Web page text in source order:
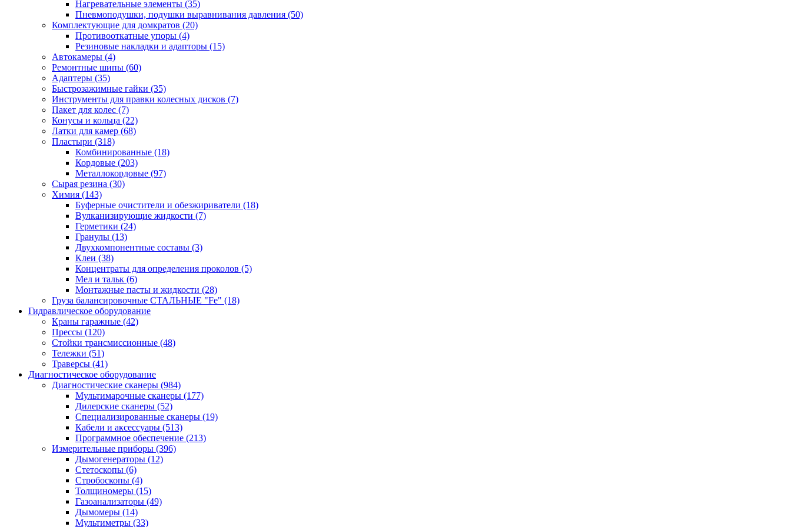
Нагревательные элементы (35)
Пневмоподушки, подушки выравнивания давления (50)
Комплектующие для домкратов (20)
Противооткатные упоры (4)
Резиновые накладки и адапторы (15)
Автокамеры (4)
Ремонтные шипы (60)
Адаптеры (35)
Быстрозажимные гайки (35)
Инструменты для правки колесных дисков (7)
Пакет для колес (7)
Конусы и кольца (22)
Латки для камер (68)
Пластыри (318)
Комбинированные (18)
Кордовые (203)
Металлокордовые (97)
Сырая резина (30)
Химия (143)
Буферные очистители и обезжириватели (18)
Вулканизирующие жидкости (7)
Герметики (24)
Гранулы (13)
Двухкомпонентные составы (3)
Клеи (38)
Концентраты для определения проколов (5)
Мел и тальк (6)
Монтажные пасты и жидкости (28)
Груза балансировочные СТАЛЬНЫЕ "Fe" (18)
Гидравлическое оборудование
Краны гаражные (42)
Прессы (120)
Стойки трансмиссионные (48)
Тележки (51)
Траверсы (41)
Диагностическое оборудование
Диагностические сканеры (984)
Мультимарочные сканеры (177)
Дилерские сканеры (52)
Специализированные сканеры (19)
Кабели и аксессуары (513)
Программное обеспечение (213)
Измерительные приборы (396)
Дымогенераторы (12)
Стетоскопы (6)
Стробоскопы (4)
Толщиномеры (15)
Газоанализаторы (49)
Дымомеры (14)
Мультиметры (33)